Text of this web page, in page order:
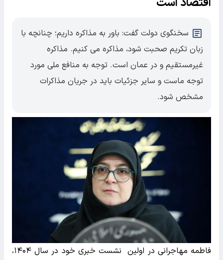
سخنگوی دولت گفت: باور به مذاکره داریم؛ چنانچه با
زبان تکریم صحبت شود، مذاکره می کنیم. مذاکره
غیرمستقیم و در عمان است. توجه به منافع ملی مورد
توجه ماست و سایر جزئیات باید در جریان مذاکرات
مشخص شود.
فاطمه مهاجرانی در اولین نشست خبری خود در سال ۱۴۰۴،